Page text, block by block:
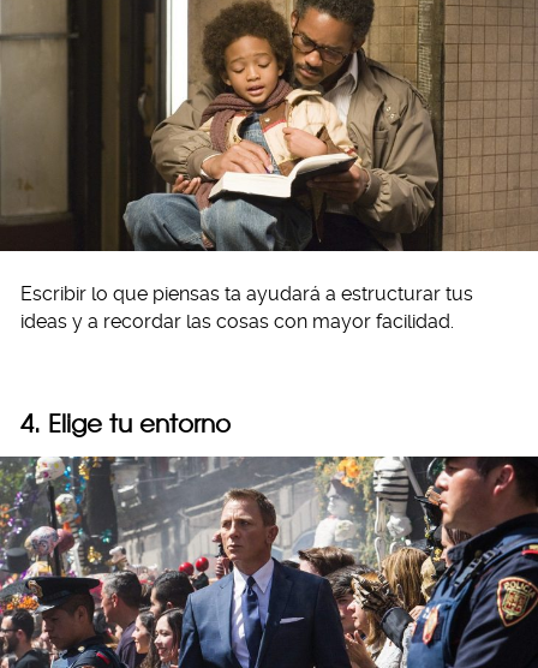
Escribir lo que piensas ta ayudará a estructurar tus
ideas y a recordar las cosas con mayor facilidad.
4. Elige tu entorno